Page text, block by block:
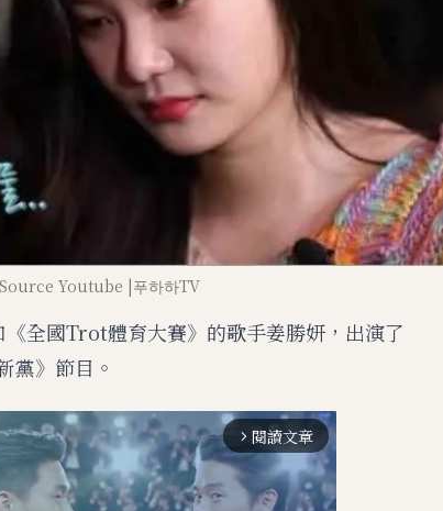
Youtube |푸하하TV
全國Trot體育大賽》的歌手姜勝妍，出演了
黨》節目。
arrow_forward_ios 閱讀文章